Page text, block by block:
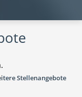
Stellenangebote